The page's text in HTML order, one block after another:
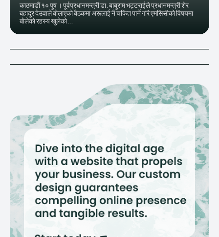
काठमाडाैं १० पुष । पूर्वप्रधानमन्त्री डा. बाबुराम भट्टराईले प्रधानमन्त्री शेर
बहादुर देउवाले बाेलाएकाे बैठकमा अरूलाई नै चकित पार्ने गरि एमसिसीकाे विषयमा
बाेलेकाे रहस्य खुलेकाे...